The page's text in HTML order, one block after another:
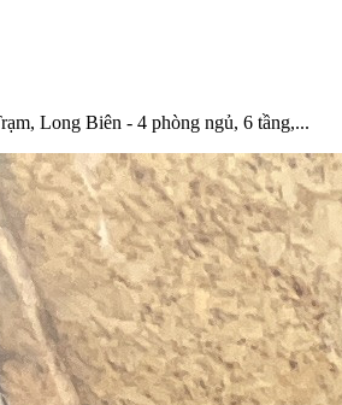
Long Biên - 4 phòng ngủ, 6 tầng,...